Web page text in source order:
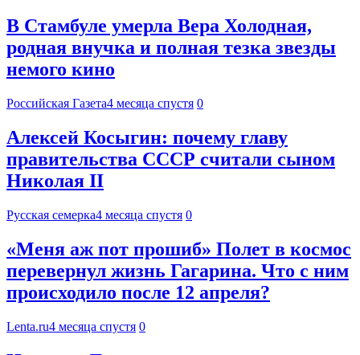
В Стамбуле умерла Вера Холодная,
родная внучка и полная тезка звезды
немого кино
Российская Газета4 месяца спустя 0
Алексей Косыгин: почему главу
правительства СССР считали сыном
Николая II
Русская семерка4 месяца спустя 0
«Меня аж пот прошиб» Полет в космос
перевернул жизнь Гагарина. Что с ним
происходило после 12 апреля?
Lenta.ru4 месяца спустя 0